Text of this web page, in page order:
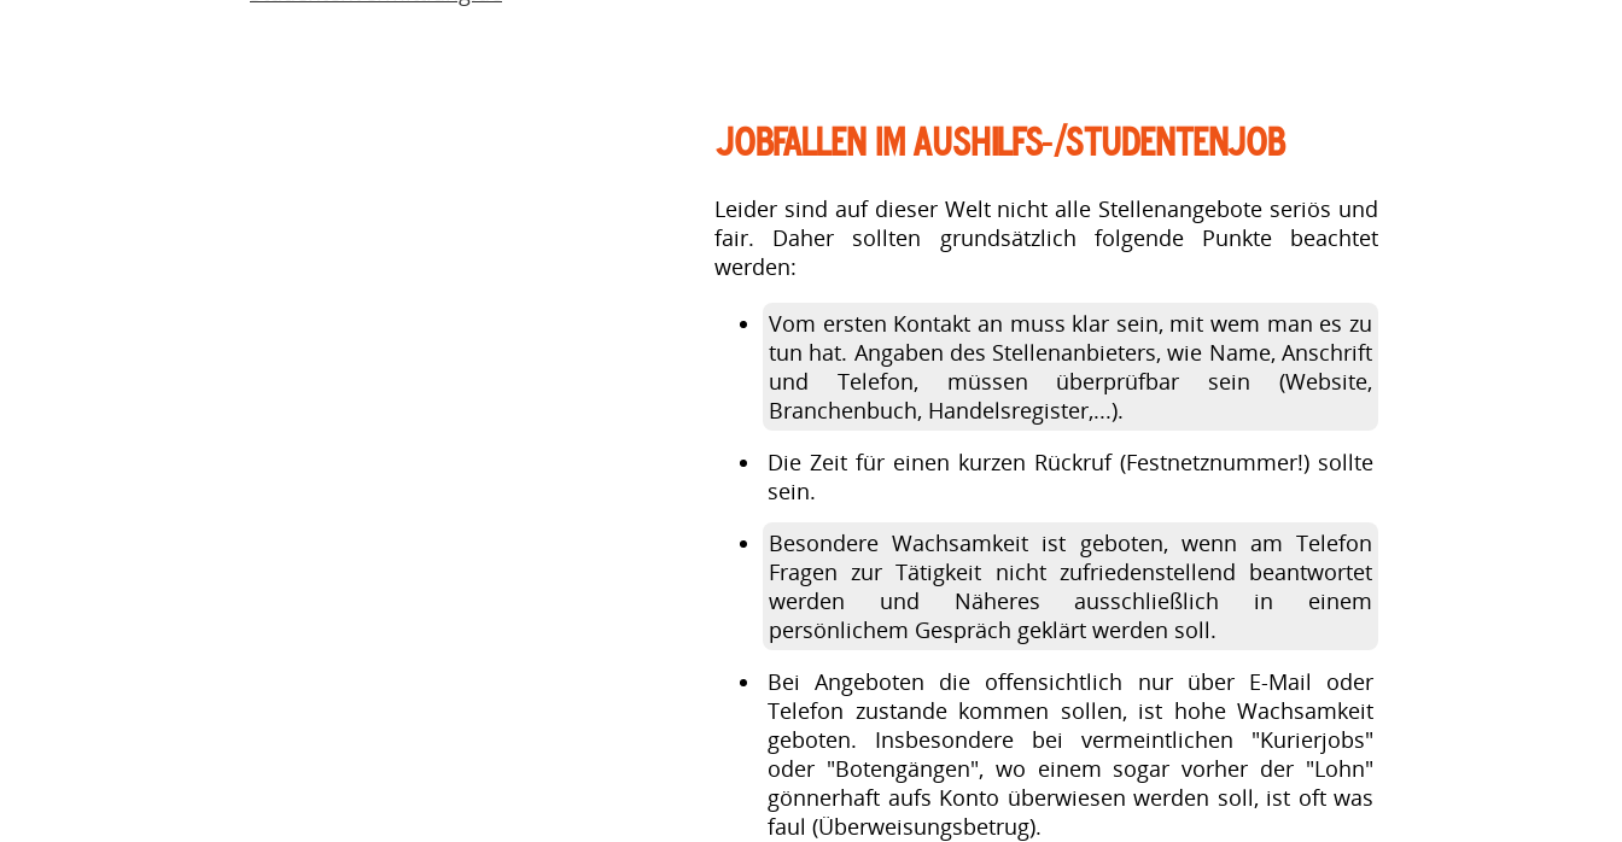
Jobfallen im Aushilfs-/Studentenjob
Leider sind auf dieser Welt nicht alle Stellenangebote seriös und
fair. Daher sollten grundsätzlich folgende Punkte beachtet
werden:
Vom ersten Kontakt an muss klar sein, mit wem man es zu
tun hat. Angaben des Stellenanbieters, wie Name, Anschrift
und Telefon, müssen überprüfbar sein (Website,
Branchenbuch, Handelsregister,...).
Die Zeit für einen kurzen Rückruf (Festnetznummer!) sollte
sein.
Besondere Wachsamkeit ist geboten, wenn am Telefon
Fragen zur Tätigkeit nicht zufriedenstellend beantwortet
werden und Näheres ausschließlich in einem
persönlichem Gespräch geklärt werden soll.
Bei Angeboten die offensichtlich nur über E-Mail oder
Telefon zustande kommen sollen, ist hohe Wachsamkeit
geboten. Insbesondere bei vermeintlichen "Kurierjobs"
oder "Botengängen", wo einem sogar vorher der "Lohn"
gönnerhaft aufs Konto überwiesen werden soll, ist oft was
faul (Überweisungsbetrug).